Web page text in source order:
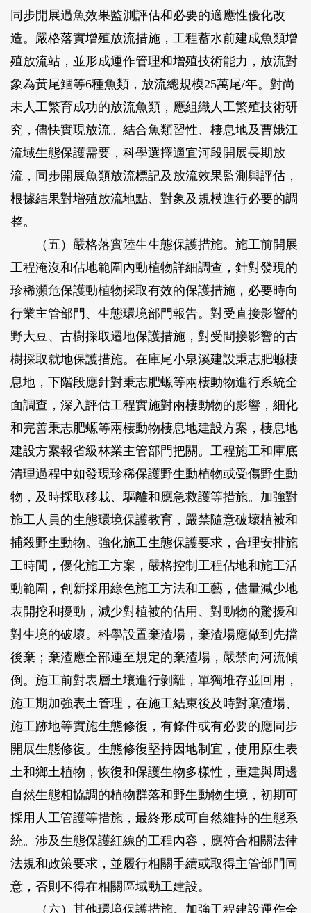
同步開展過魚效果監測評估和必要的適應性優化改
造。嚴格落實增殖放流措施，工程蓄水前建成魚類增
殖放流站，並形成運作管理和增殖技術能力，放流對
象為黃尾鲴等6種魚類，放流總規模25萬尾/年。對尚
未人工繁育成功的放流魚類，應組織人工繁殖技術研
究，儘快實現放流。結合魚類習性、棲息地及曹娥江
流域生態保護需要，科學選擇適宜河段開展長期放
流，同步開展魚類放流標記及放流效果監測與評估，
根據結果對增殖放流地點、對象及規模進行必要的調
整。
（五）嚴格落實陸生生態保護措施。施工前開展
工程淹沒和佔地範圍內動植物詳細調查，針對發現的
珍稀瀕危保護動植物採取有效的保護措施，必要時向
行業主管部門、生態環境部門報告。對受直接影響的
野大豆、古樹採取遷地保護措施，對受間接影響的古
樹採取就地保護措施。在庫尾小泉溪建設秉志肥螈棲
息地，下階段應針對秉志肥螈等兩棲動物進行系統全
面調查，深入評估工程實施對兩棲動物的影響，細化
和完善秉志肥螈等兩棲動物棲息地建設方案，棲息地
建設方案報省級林業主管部門把關。工程施工和庫底
清理過程中如發現珍稀保護野生動植物或受傷野生動
物，及時採取移栽、驅離和應急救護等措施。加強對
施工人員的生態環境保護教育，嚴禁隨意破壞植被和
捕殺野生動物。強化施工生態保護要求，合理安排施
工時間，優化施工方案，嚴格控制工程佔地和施工活
動範圍，創新採用綠色施工方法和工藝，儘量減少地
表開挖和擾動，減少對植被的佔用、對動物的驚擾和
對生境的破壞。科學設置棄渣場，棄渣場應做到先擋
後棄；棄渣應全部運至規定的棄渣場，嚴禁向河流傾
倒。施工前對表層土壤進行剝離，單獨堆存並回用，
施工期加強表土管理，在施工結束後及時對棄渣場、
施工跡地等實施生態修復，有條件或有必要的應同步
開展生態修復。生態修復堅持因地制宜，使用原生表
土和鄉土植物，恢復和保護生物多樣性，重建與周邊
自然生態相協調的植物群落和野生動物生境，初期可
採用人工管護等措施，最終形成可自然維持的生態系
統。涉及生態保護紅線的工程內容，應符合相關法律
法規和政策要求，並履行相關手續或取得主管部門同
意，否則不得在相關區域動工建設。
（六）其他環境保護措施。加強工程建設運作全